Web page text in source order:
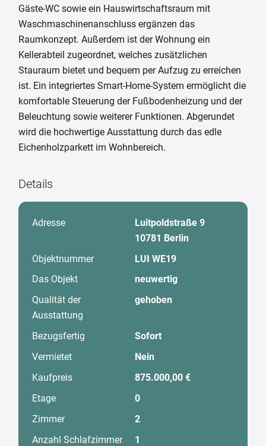
Gäste-WC sowie ein Hauswirtschaftsraum mit
Waschmaschinenanschluss ergänzen das
Raumkonzept. Außerdem ist der Wohnung ein
Kellerabteil zugeordnet, welches zusätzlichen
Stauraum bietet und bequem per Aufzug zu erreichen
ist. Ein integriertes Smart-Home-System ermöglicht die
komfortable Steuerung der Fußbodenheizung und der
Beleuchtung sowie weiterer Funktionen. Abgerundet
wird die hochwertige Ausstattung durch das edle
Eichenholzparkett im Wohnbereich.
Details
Adresse
Luitpoldstraße 9
10781 Berlin
Objektnummer
LUI WE19
Das Objekt
neuwertig
Qualität der
Ausstattung
gehoben
Bezugsfertig
Sofort
Vermietet
Nein
Kaufpreis
875.000,00 €
Etage
0
Zimmer
2
Anzahl Schlafzimmer
1